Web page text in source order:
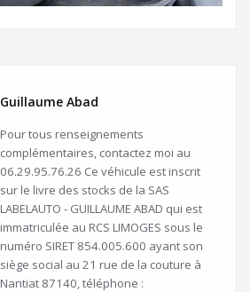
Guillaume Abad
Pour tous renseignements
complémentaires, contactez moi au
06.29.95.76.26 Ce véhicule est inscrit
sur le livre des stocks de la SAS
LABELAUTO - GUILLAUME ABAD qui est
immatriculée au RCS LIMOGES sous le
numéro SIRET 854.005.600 ayant son
siège social au 21 rue de la couture à
Nantiat 87140, téléphone :